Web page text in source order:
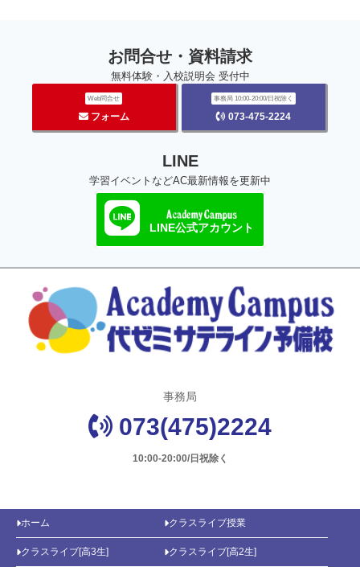
お問合せ・資料請求
無料体験・入校説明会 受付中
Web問合せ
フォーム
事務局 10:00-20:00/日祝除く
073-475-2224
LINE
学習イベントなどAC最新情報を更新中
LINE公式アカウント
事務局
073(475)2224
10:00-20:00/日祝除く
ホーム クラスライブ授業
クラスライブ[高3生] クラスライブ[高2生]